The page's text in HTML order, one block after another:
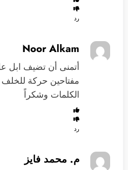
رد
Noor Alkam
أتمنى أن تضيف ابل
مفتاحين حركة للخلف
الكلمات وشكراً
رد
م. محمد فايز